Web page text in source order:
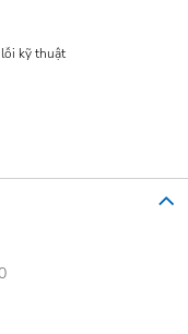
kỹ thuật